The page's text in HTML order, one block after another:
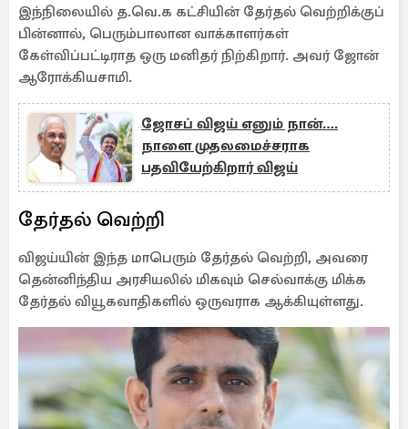
இந்நிலையில் த.வெ.க கட்சியின் தேர்தல் வெற்றிக்குப்
பின்னால், பெரும்பாலான வாக்காளர்கள்
கேள்விப்பட்டிராத ஒரு மனிதர் நிற்கிறார். அவர் ஜோன்
ஆரோக்கியசாமி.
ஜோசப் விஜய் எனும் நான்….
நாளை முதலமைச்சராக
பதவியேற்கிறார் விஜய்
தேர்தல் வெற்றி
விஜய்யின் இந்த மாபெரும் தேர்தல் வெற்றி, அவரை
தென்னிந்திய அரசியலில் மிகவும் செல்வாக்கு மிக்க
தேர்தல் வியூகவாதிகளில் ஒருவராக ஆக்கியுள்ளது.